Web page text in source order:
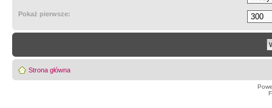
Pokaż pierwsze:
Strona główna